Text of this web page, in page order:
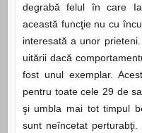
degrabă felul în care
această funcţie nu cu
interesată a unor
uitării dacă
fost unul exemplar.
pentru toate cele 29 de
şi umbla mai tot timpul
sunt neîncetat